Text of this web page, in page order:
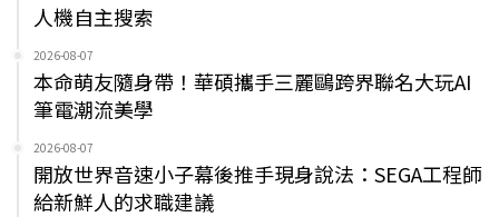
人機自主搜索
2026-08-07
本命萌友隨身帶！華碩攜手三麗鷗跨界聯名大玩AI
筆電潮流美學
2026-08-07
開放世界音速小子幕後推手現身說法：SEGA工程師
給新鮮人的求職建議